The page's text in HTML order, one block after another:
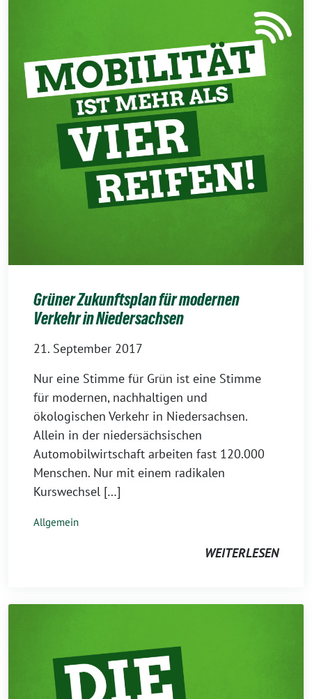
Grüner Zukunftsplan für modernen
Verkehr in Niedersachsen
21. September 2017
Nur eine Stimme für Grün ist eine Stimme
für modernen, nachhaltigen und
ökologischen Verkehr in Niedersachsen.
Allein in der niedersächsischen
Automobilwirtschaft arbeiten fast 120.000
Menschen. Nur mit einem radikalen
Kurswechsel […]
Allgemein
WEITERLESEN